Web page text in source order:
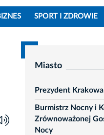
SPORT I ZDROWIE
Miasto
Prezydent Krakowa
rozwiń
Burmistrz Nocny i
Zrównoważonej
Nocy
rozwiń